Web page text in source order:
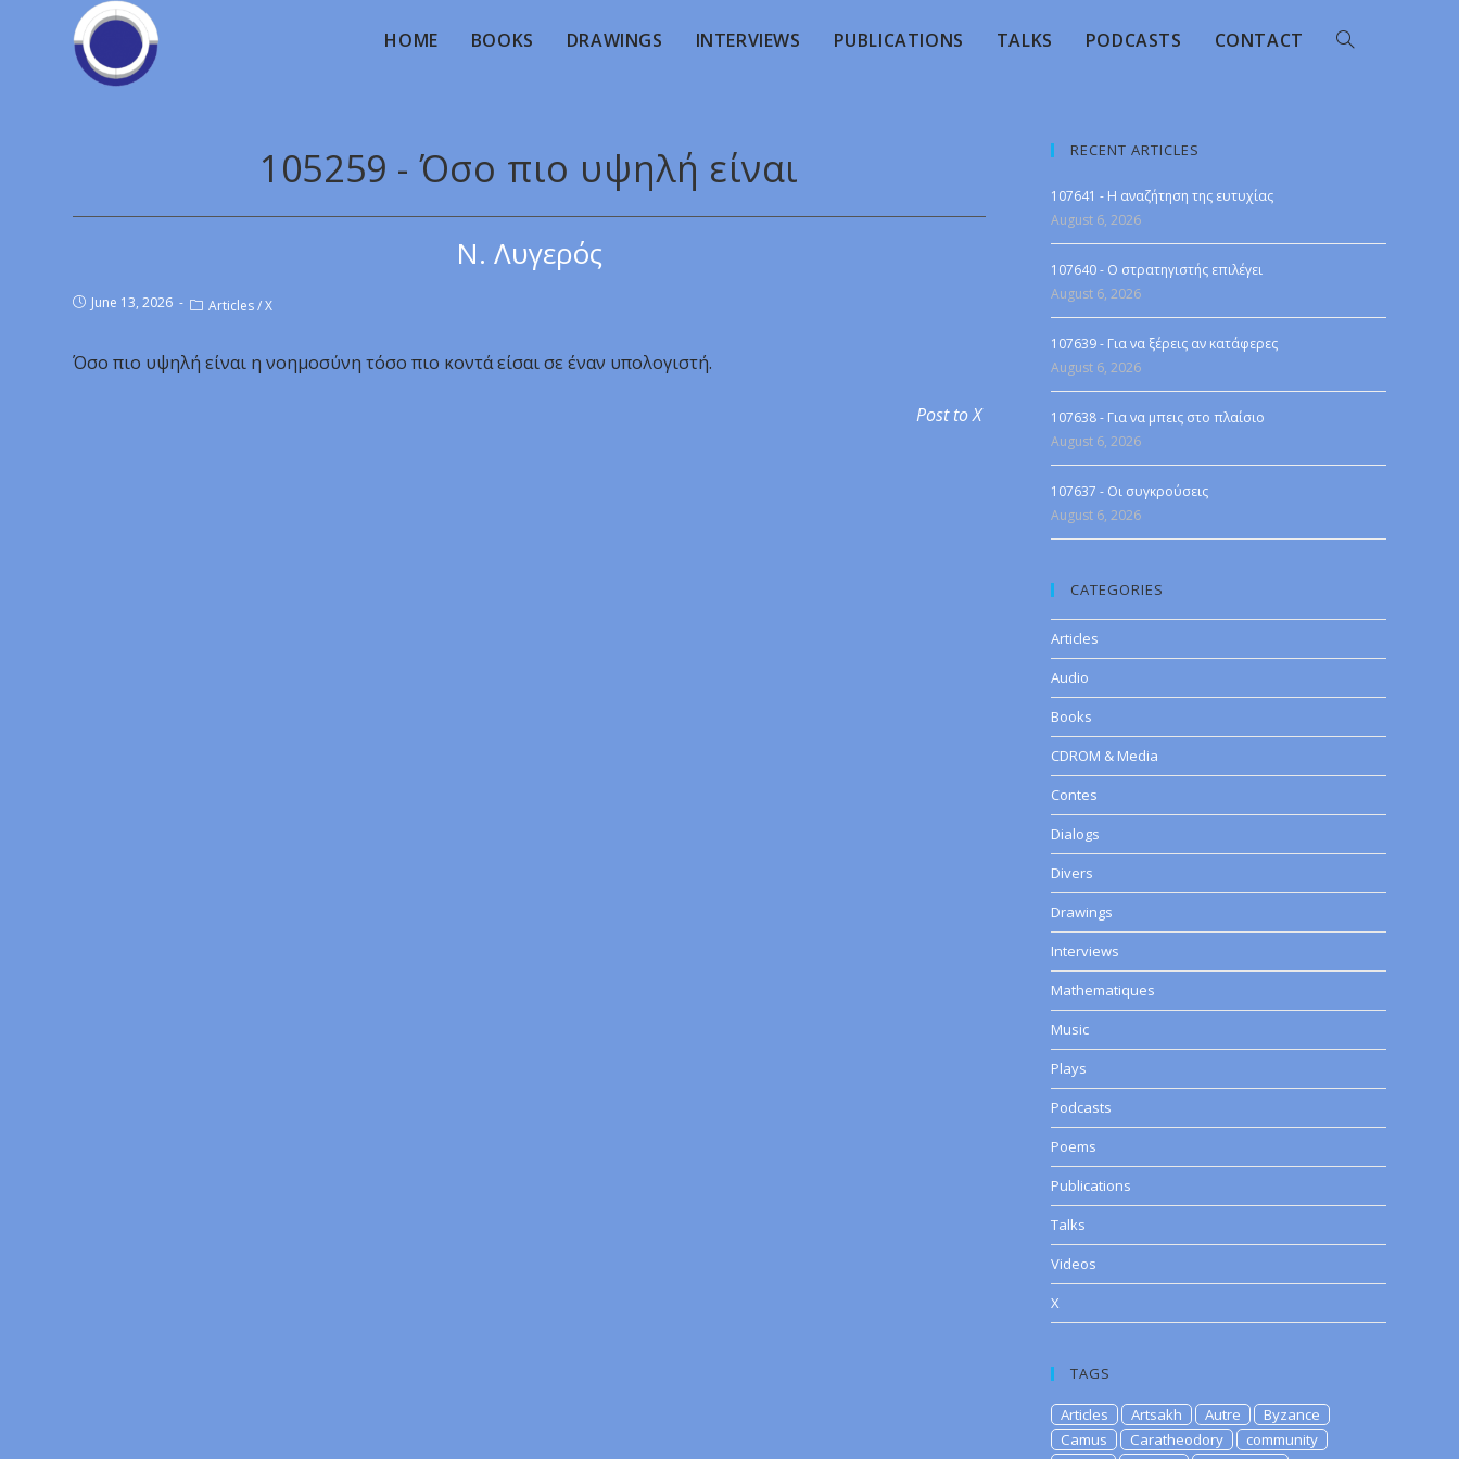
HOME BOOKS DRAWINGS INTERVIEWS PUBLICATIONS TALKS PODCASTS CONTACT
105259 - Όσο πιο υψηλή είναι
Ν. Λυγερός
June 13, 2026 Articles/X
Όσο πιο υψηλή είναι η νοημοσύνη τόσο πιο κοντά είσαι σε έναν υπολογιστή.
Post to X
RECENT ARTICLES
107641 - Η αναζήτηση της ευτυχίας
August 6, 2026
107640 - Ο στρατηγιστής επιλέγει
August 6, 2026
107639 - Για να ξέρεις αν κατάφερες
August 6, 2026
107638 - Για να μπεις στο πλαίσιο
August 6, 2026
107637 - Οι συγκρούσεις
August 6, 2026
CATEGORIES
Articles
Audio
Books
CDROM & Media
Contes
Dialogs
Divers
Drawings
Interviews
Mathematiques
Music
Plays
Podcasts
Poems
Publications
Talks
Videos
X
TAGS
Articles Artsakh Autre
Byzance
Camus
Caratheodory
community